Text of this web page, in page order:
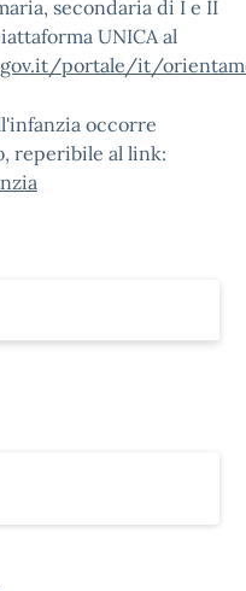
secondaria di I e II
UNICA al
portale/it/
occorre
reperibile al link: